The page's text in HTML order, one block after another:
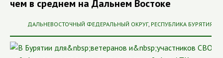
чем в среднем на Дальнем Востоке
ДАЛЬНЕВОСТОЧНЫЙ ФЕДЕРАЛЬНЫЙ ОКРУГ, РЕСПУБЛИКА БУРЯТИЯ